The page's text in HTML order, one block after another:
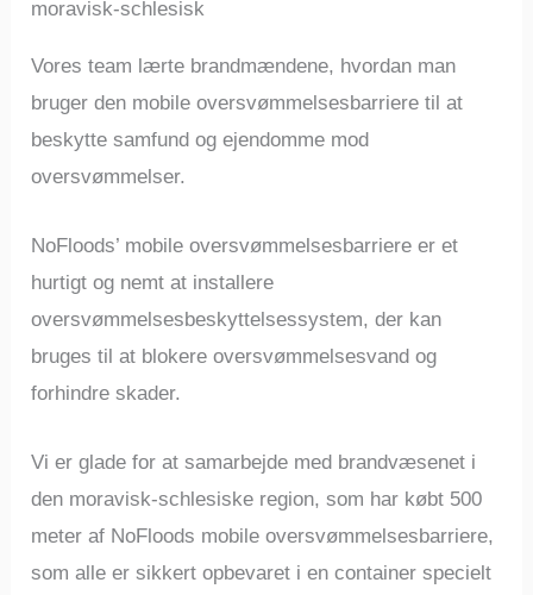
Vores team lærte brandmændene, hvordan man
bruger den mobile oversvømmelsesbarriere til at
beskytte samfund og ejendomme mod
oversvømmelser.
NoFloods’ mobile oversvømmelsesbarriere er et
hurtigt og nemt at installere
oversvømmelsesbeskyttelsessystem, der kan
bruges til at blokere oversvømmelsesvand og
forhindre skader.
Vi er glade for at samarbejde med brandvæsenet i
den moravisk-schlesiske region, som har købt 500
meter af NoFloods mobile oversvømmelsesbarriere,
som alle er sikkert opbevaret i en container specielt